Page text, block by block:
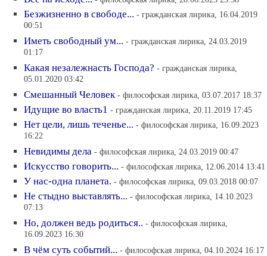
Безжизненно в свободе... - гражданская лирика, 16.04.2019
00:51
Иметь свободный ум... - гражданская лирика, 24.03.2019
01:17
Какая незалежнасть Господа? - гражданская лирика,
05.01.2020 03:42
Смешанный Человек - философская лирика, 03.07.2017 18:37
Идущие во власть1 - гражданская лирика, 20.11.2019 17:45
Нет цели, лишь теченье... - философская лирика, 16.09.2023
16:22
Невидимы дела - философская лирика, 24.03.2019 00:47
Искусство говорить... - философская лирика, 12.06.2014 13:41
У нас-одна планета. - философская лирика, 09.03.2018 00:07
Не стыдно выставлять... - философская лирика, 14.10.2023
07:13
Но, должен ведь родиться.. - философская лирика,
16.09.2023 16:30
В чём суть событий... - философская лирика, 04.10.2024 16:17